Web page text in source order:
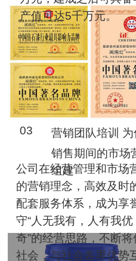
销售期间的市场
组建
营销团队培训
03
公司在经营管理和市场
的营销理念，高效及时
配套服务体系，成为享
守“人无我有，人有我
奇”的经营思路，不断
社会，与社会各界优势
产值可达5千万元。